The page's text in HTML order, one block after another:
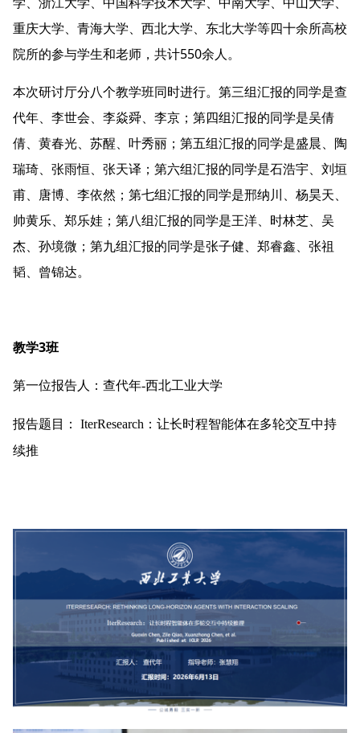
重庆大学、青海大学、西北大学、东北大学等四十余所高校
院所的参与学生和老师，共计550余人。
本次研讨厅分八个教学班同时进行。第三组汇报的同学是查
代年、李世会、李焱舜、李京；第四组汇报的同学是吴倩
倩、黄春光、苏醒、叶秀丽；第五组汇报的同学是盛晨、陶
瑞琦、张雨恒、张天译；第六组汇报的同学是石浩宇、刘垣
甫、唐博、李依然；第七组汇报的同学是邢纳川、杨昊天、
帅黄乐、郑乐娃；第八组汇报的同学是王洋、时林芝、吴
杰、孙境微；第九组汇报的同学是张子健、郑睿鑫、张祖
韬、曾锦达。
教学3班
第一位报告人：查代年-西北工业大学
报告题目： IterResearch：让长时程智能体在多轮交互中持
续推